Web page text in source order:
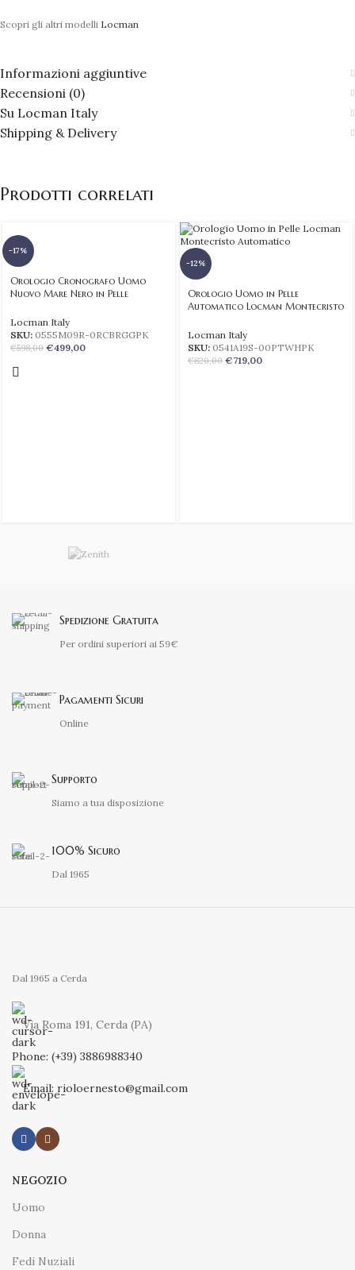
Scopri gli altri modelli Locman
Informazioni aggiuntive
Recensioni (0)
Su Locman Italy
Shipping & Delivery
Prodotti correlati
-17%
Orologio Cronografo Uomo
Nuovo Mare Nero in Pelle
Locman Italy
SKU: 0555M09R-0RCBRGGPK
€598,00 €499,00
-12%
Orologio Uomo in Pelle
Automatico Locman Montecristo
Locman Italy
SKU: 0541A19S-00PTWHPK
€820,00 €719,00
Spedizione Gratuita
Per ordini superiori ai 59€
Pagamenti Sicuri
Online
Supporto
Siamo a tua disposizione
100% Sicuro
Dal 1965
Dal 1965 a Cerda
Via Roma 191, Cerda (PA)
Phone: (+39) 3886988340
Email: rioloernesto@gmail.com
NEGOZIO
Uomo
Donna
Fedi Nuziali